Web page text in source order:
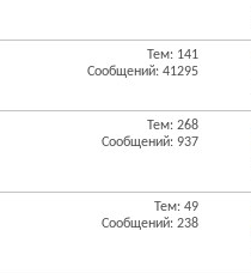
Тем: 141
Сообщений: 41295
Тем: 268
Сообщений: 937
Тем: 49
Сообщений: 238